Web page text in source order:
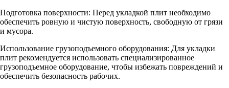
Подготовка поверхности: Перед укладкой плит необходимо
обеспечить ровную и чистую поверхность, свободную от грязи
и мусора.
Использование грузоподъемного оборудования: Для укладки
плит рекомендуется использовать специализированное
грузоподъемное оборудование, чтобы избежать повреждений и
обеспечить безопасность рабочих.